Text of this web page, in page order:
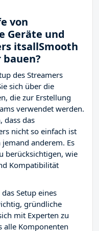
von
Geräte und
itsallSmooth
des Streamers
sich über die
die zur Erstellung
verwendet werden.
dass das
nicht so einfach ist
anderem. Es
berücksichtigen, wie
Kompatibilität
Setup eines
gründliche
mit Experten zu
alle Komponenten